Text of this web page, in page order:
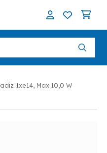
1xe14, Max.10,0 W